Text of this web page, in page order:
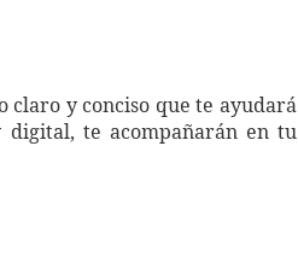
claro y conciso que te ayudará
te acompañarán en tu